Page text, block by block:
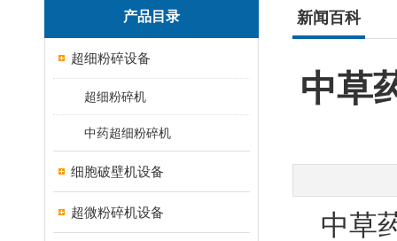
产品目录
超细粉碎设备
超细粉碎机
中药超细粉碎机
细胞破壁机设备
超微粉碎机设备
新闻百科
中草
中草